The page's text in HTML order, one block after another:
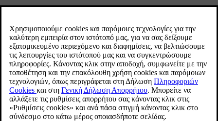
Τιμόνι και πίνακας οργάνων
Φώτα θέσης, φώτα πορείας ημέρας, μεσαία
σκάλα, μεγάλη σκάλα, φλας, μπροστινά φώτα